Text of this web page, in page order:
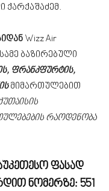
ქარქაშაძემ.
Wizz Air
ბაზირებული
ფრანკფურტის,
მიმართულებით
რაოდენობა
ფასად
ნომერზე: 551